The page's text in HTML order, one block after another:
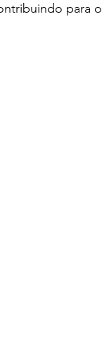
para o